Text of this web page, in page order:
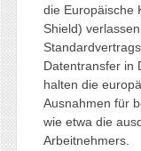
die Europäische
Shield)
Datentransfer in
halten die
Ausnahmen für
wie etwa die
Arbeitnehmers.